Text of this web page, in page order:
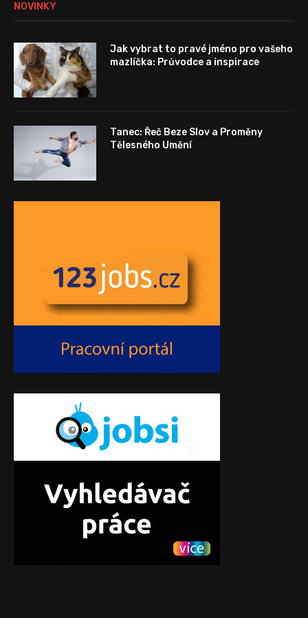
NOVINKY
Jak vybrat to pravé jméno pro vašeho
mazlíčka: Průvodce a inspirace
Tanec: Řeč Beze Slov a Proměny
Tělesného Umění